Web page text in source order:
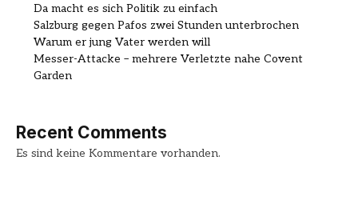
Da macht es sich Politik zu einfach
Salzburg gegen Pafos zwei Stunden unterbrochen
Warum er jung Vater werden will
Messer-Attacke – mehrere Verletzte nahe Covent
Garden
Recent Comments
Es sind keine Kommentare vorhanden.